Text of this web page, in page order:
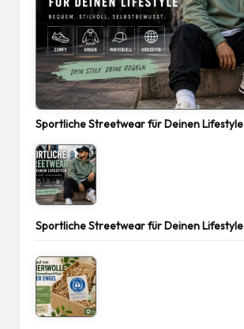
Sportliche Streetwear für Deinen Lifestyle
Sportliche Streetwear für Deinen Lifestyle